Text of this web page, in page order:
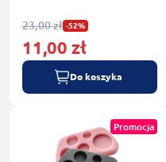
23,00 zł -52%
11,00 zł
Do koszyka
Promocja